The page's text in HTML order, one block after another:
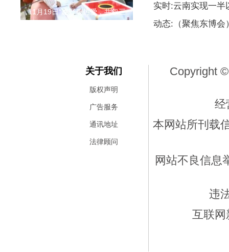
11月19日“趣野趣热爱，共叙三
实时:云南实现一半
动态:（聚焦东博会
关于我们
版权声明
广告服务
通讯地址
法律顾问
Copyright
经
本网站所刊载
网站不良信息
违
互联网